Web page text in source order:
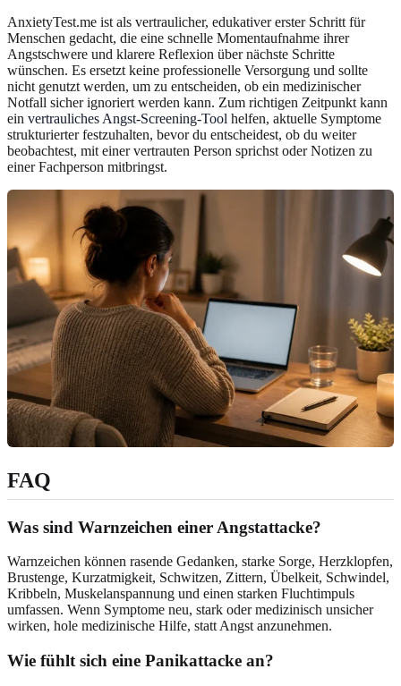
AnxietyTest.me ist als vertraulicher, edukativer erster Schritt für
Menschen gedacht, die eine schnelle Momentaufnahme ihrer
Angstschwere und klarere Reflexion über nächste Schritte
wünschen. Es ersetzt keine professionelle Versorgung und sollte
nicht genutzt werden, um zu entscheiden, ob ein medizinischer
Notfall sicher ignoriert werden kann. Zum richtigen Zeitpunkt kann
ein vertrauliches Angst-Screening-Tool helfen, aktuelle Symptome
strukturierter festzuhalten, bevor du entscheidest, ob du weiter
beobachtest, mit einer vertrauten Person sprichst oder Notizen zu
einer Fachperson mitbringst.
FAQ
Was sind Warnzeichen einer Angstattacke?
Warnzeichen können rasende Gedanken, starke Sorge, Herzklopfen,
Brustenge, Kurzatmigkeit, Schwitzen, Zittern, Übelkeit, Schwindel,
Kribbeln, Muskelanspannung und einen starken Fluchtimpuls
umfassen. Wenn Symptome neu, stark oder medizinisch unsicher
wirken, hole medizinische Hilfe, statt Angst anzunehmen.
Wie fühlt sich eine Panikattacke an?